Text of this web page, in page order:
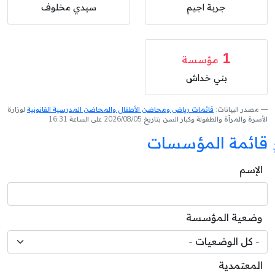
جربة اجيم سيدي مخلوف
1 مؤسسة
بني خداش
مصدر البيانات: قائمات رياض ومحاضن الأطفال والمحاضن المدرسية القانونية لوزارة
الأسرة والمرأة والطفولة وكبار السن بتاريخ 2026/08/05 على الساعة 16:31
قائمة المؤسسات
الإسم
وضعية المؤسسة
المعتمدية